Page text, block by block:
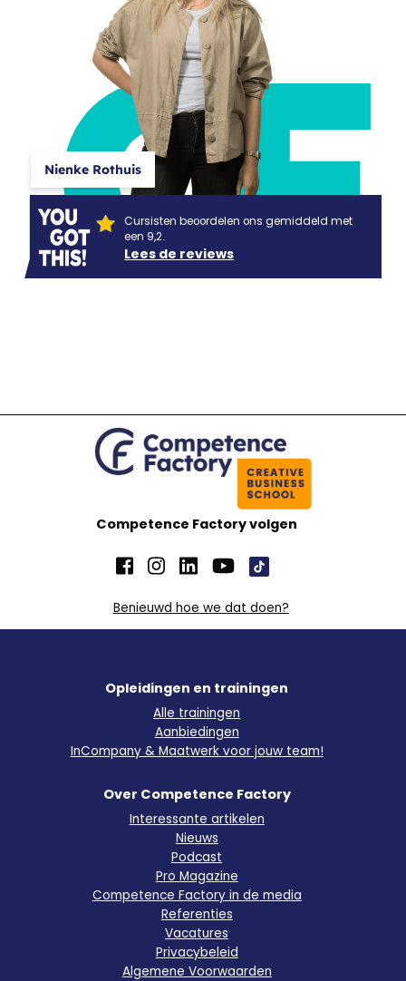
CF
Nienke Rothuis
Cursisten beoordelen ons gemiddeld met
een 9,2.
Lees de reviews
Competence Factory volgen
Benieuwd hoe we dat doen?
Opleidingen en trainingen
Alle trainingen
Aanbiedingen
InCompany & Maatwerk voor jouw team!
Over Competence Factory
Interessante artikelen
Nieuws
Podcast
Pro Magazine
Competence Factory in de media
Referenties
Vacatures
Privacybeleid
Algemene Voorwaarden